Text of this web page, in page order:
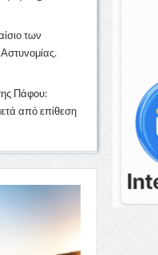
των
Πάφου:
από επίθεση